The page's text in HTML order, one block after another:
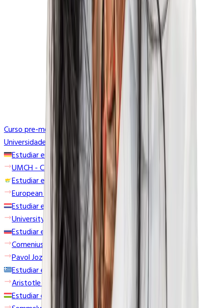
Curso pre-médico
Universidades
Estudiar en Alemania
UMCH - Campus de Hamburgo
Estudiar en Chipre
European University Cyprus
Estudiar en Croacia
University of Zagreb
Estudiar en Eslovaquia
Comenius University Bratislava
Pavol Jozef Šafárik University
Estudiar en Grecia
Aristotle University School of Medicine
Estudiar en Hungría